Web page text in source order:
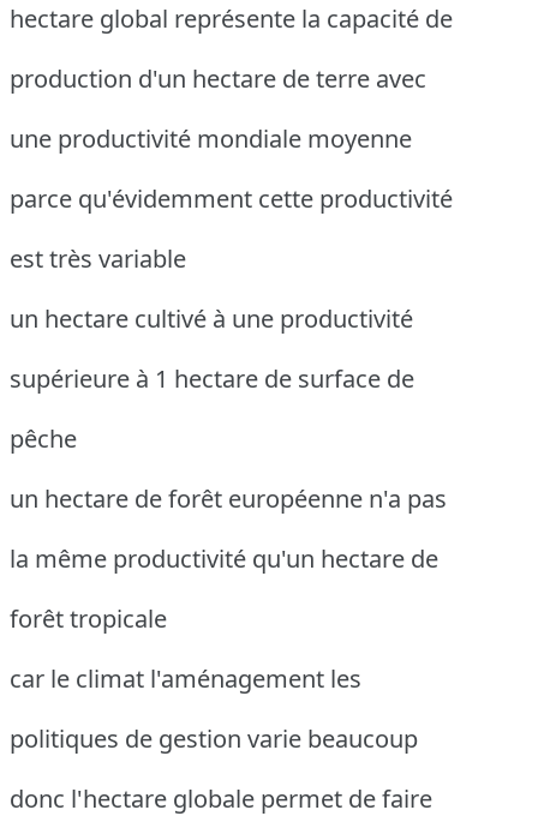
hectare global représente la capacité de
production d'un hectare de terre avec
une productivité mondiale moyenne
parce qu'évidemment cette productivité
est très variable
un hectare cultivé à une productivité
supérieure à 1 hectare de surface de
pêche
un hectare de forêt européenne n'a pas
la même productivité qu'un hectare de
forêt tropicale
car le climat l'aménagement les
politiques de gestion varie beaucoup
donc l'hectare globale permet de faire